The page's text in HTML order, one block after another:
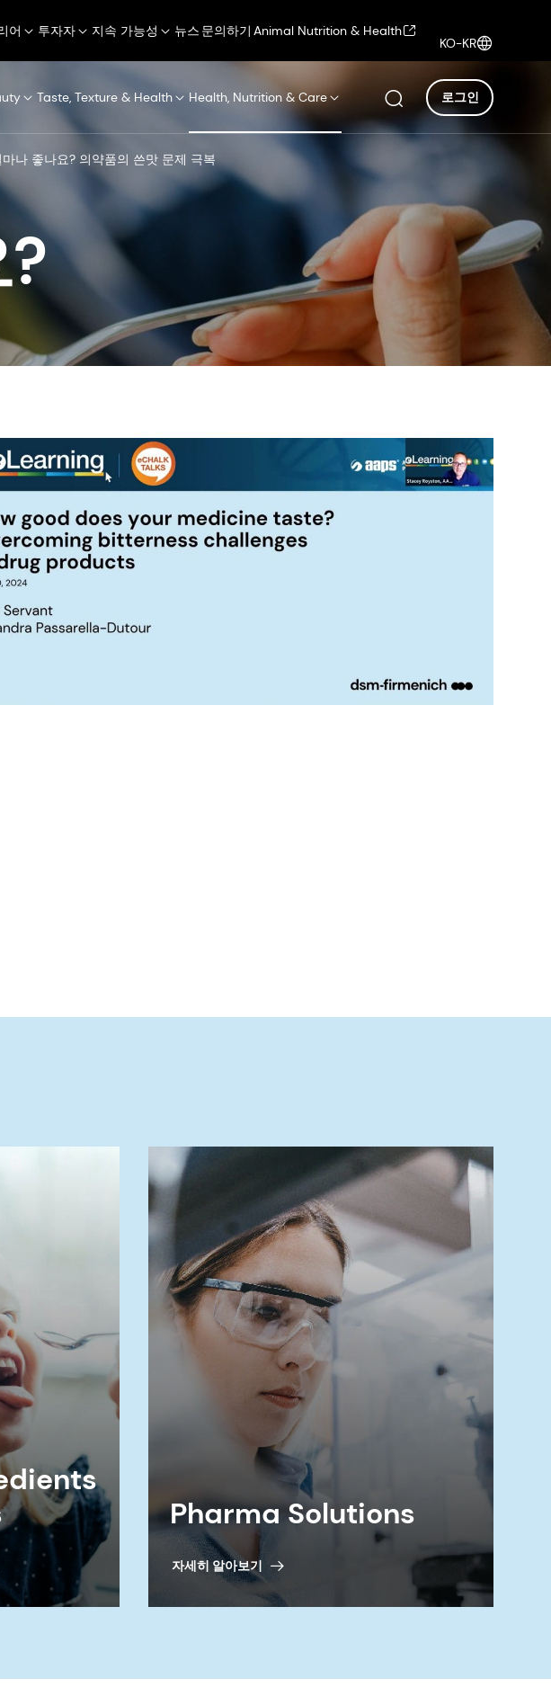
어 투자자 지속 가능성 뉴스 문의하기 Animal Nutrition & Health
KO-KR
Taste, Texture & Health Health, Nutrition & Care 로그인
나 좋나요? 의약품의 쓴맛 문제 극복
Pharma Solutions
자세히 알아보기